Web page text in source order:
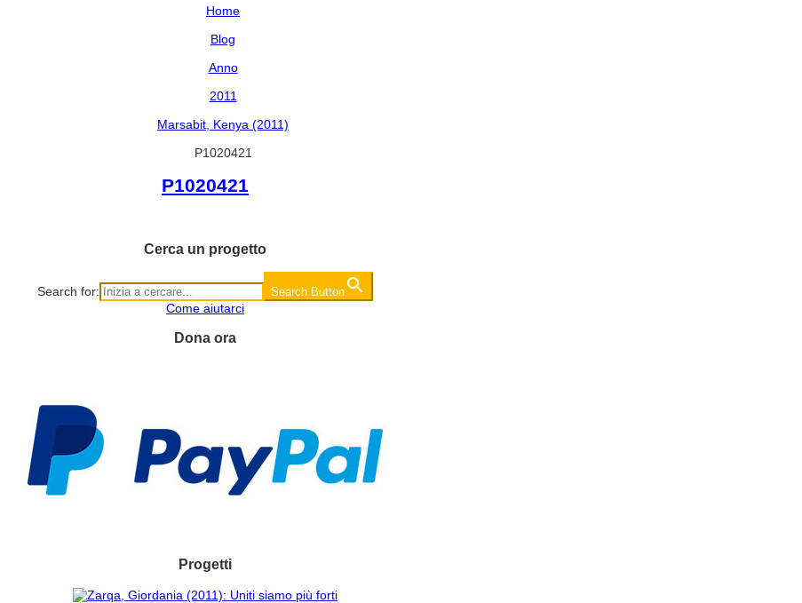
Home
Blog
Anno
2011
Marsabit, Kenya (2011)
P1020421
P1020421
Cerca un progetto
Search for: Search Button
Come aiutarci
Dona ora
Progetti